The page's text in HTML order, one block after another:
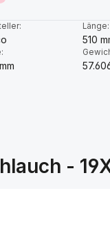
Länge:
510
-